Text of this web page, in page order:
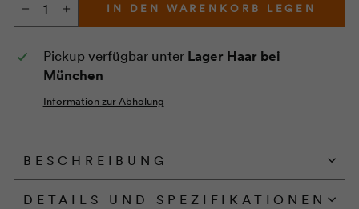
+
IN DEN WARENKORB LEGEN
Pickup verfügbar unter Lager Haar bei
München
Information zur Abholung
BESCHREIBUNG
DETAILS UND SPEZIFIKATIONEN